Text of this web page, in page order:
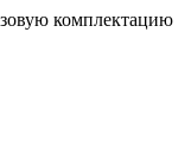
комплектацию